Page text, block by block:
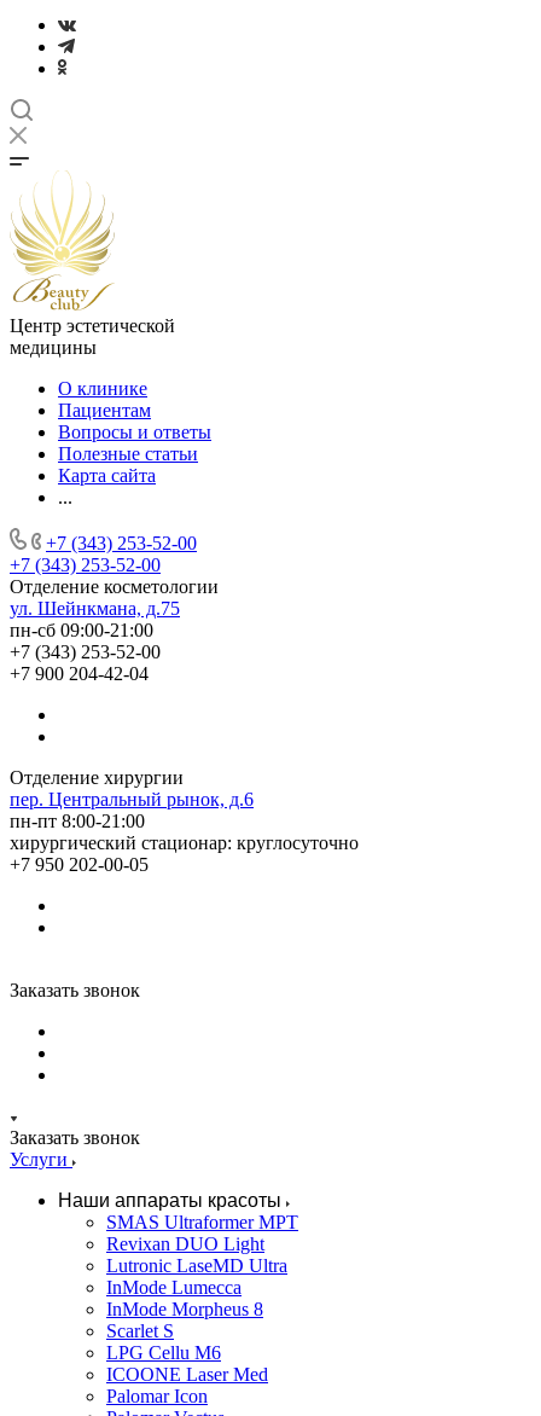
Центр эстетической
медицины
О клинике
Пациентам
Вопросы и ответы
Полезные статьи
Карта сайта
...
+7 (343) 253-52-00
+7 (343) 253-52-00
Отделение косметологии
ул. Шейнкмана, д.75
пн-сб 09:00-21:00
+7 (343) 253-52-00
+7 900 204-42-04
Отделение хирургии
пер. Центральный рынок, д.6
пн-пт 8:00-21:00
хирургический стационар: круглосуточно
+7 950 202-00-05
Заказать звонок
Заказать звонок
Услуги
Наши аппараты красоты
SMAS Ultraformer MPT
Revixan DUO Light
Lutronic LaseMD Ultra
InMode Lumecca
InMode Morpheus 8
Scarlet S
LPG Cellu M6
ICOONE Laser Med
Palomar Icon